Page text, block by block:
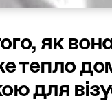
як
тепло
для